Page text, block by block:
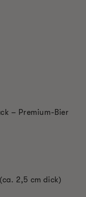
– Premium-Bier
2,5 cm dick)